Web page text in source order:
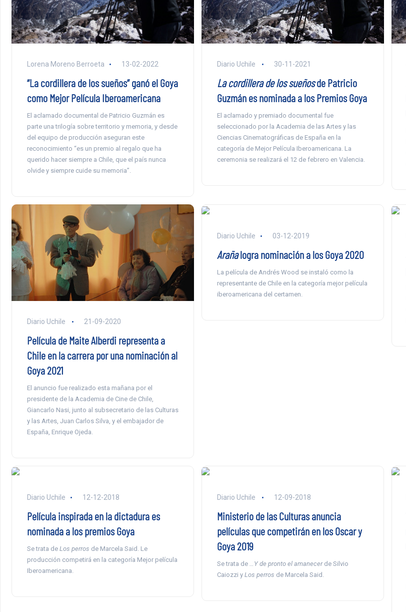
Lorena Moreno Berroeta 13-02-2022
“La cordillera de los sueños” ganó el Goya
como Mejor Película Iberoamericana
El aclamado documental de Patricio Guzmán es
parte una trilogía sobre territorio y memoria, y desde
del equipo de producción aseguran este
reconocimiento “es un premio al regalo que ha
querido hacer siempre a Chile, que el país nunca
olvide y siempre cuide su memoria”.
Diario Uchile 30-11-2021
La cordillera de los sueñosde Patricio
Guzmán es nominada a los Premios Goya
El aclamado y premiado documental fue
seleccionado por la Academia de las Artes y las
Ciencias Cinematográficas de España en la
categoría de Mejor Película Iberoamericana. La
ceremonia se realizará el 12 de febrero en Valencia.
Diario Uchile 21-09-2020
Película de Maite Alberdi representa a
Chile en la carrera por una nominación al
Goya 2021
El anuncio fue realizado esta mañana por el
presidente de la Academia de Cine de Chile,
Giancarlo Nasi, junto al subsecretario de las Culturas
y las Artes, Juan Carlos Silva, y el embajador de
España, Enrique Ojeda.
Diario Uchile 03-12-2019
Arañalogra nominación a los Goya 2020
La película de Andrés Wood se instaló como la
representante de Chile en la categoría mejor película
iberoamericana del certamen.
Diario Uchile 12-12-2018
Película inspirada en la dictadura es
nominada a los premios Goya
Se trata de Los perros de Marcela Said. Le
producción competirá en la categoría Mejor película
Iberoamericana.
Diario Uchile 12-09-2018
Ministerio de las Culturas anuncia
películas que competirán en los Oscar y
Goya 2019
Se trata de …Y de pronto el amanecerde Silvio
Caiozzi y Los perros de Marcela Said.